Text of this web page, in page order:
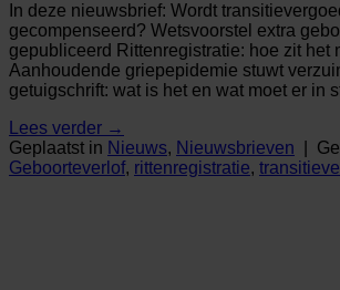
In deze nieuwsbrief: Wordt
gecompenseerd? Wetsvoorstel extra
gepubliceerd Rittenregistratie: hoe zit het
Aanhoudende griepepidemie stuwt
getuigschrift: wat is het en wat moet er in
Lees verder →
Geplaatst in Nieuws, Nieuwsbrieven
Geboorteverlof, rittenregistratie,